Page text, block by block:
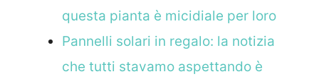
questa pianta è micidiale per loro
Pannelli solari in regalo: la notizia
che tutti stavamo aspettando è